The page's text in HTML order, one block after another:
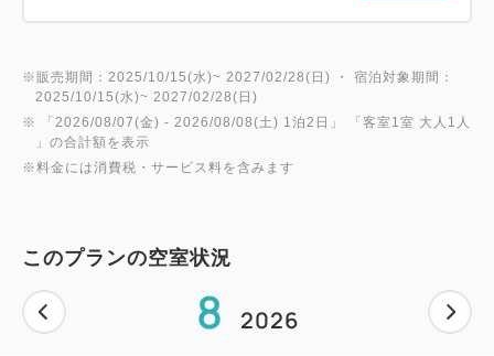
※販売期間：2025/10/15(水)~ 2027/02/28(日) ・ 宿泊対象期間：
2025/10/15(水)~ 2027/02/28(日)
※ 「 2026/08/07(金) - 2026/08/08(土) 1泊2日 」 「客室1室 大人1人
」の合計額を表示
※料金には消費税・サービス料を含みます
このプランの空室状況
8 2026